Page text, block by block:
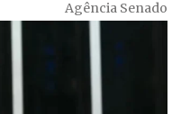
Agência Senado